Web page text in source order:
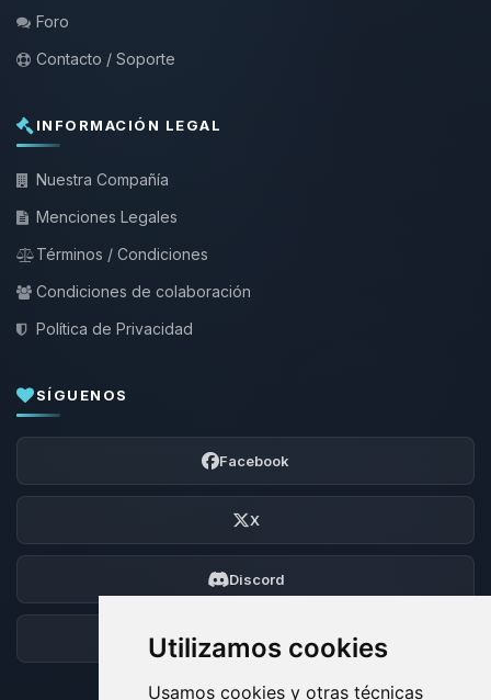
Utilizamos cookies
Usamos cookies y otras técnicas
Foro
Contacto / Soporte
INFORMACIÓN LEGAL
Nuestra Compañía
Menciones Legales
Términos / Condiciones
Condiciones de colaboración
Política de Privacidad
SÍGUENOS
Facebook
X
Discord
Foro